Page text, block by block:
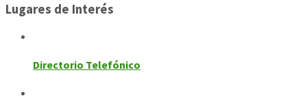
Lugares de Interés
Directorio Telefónico